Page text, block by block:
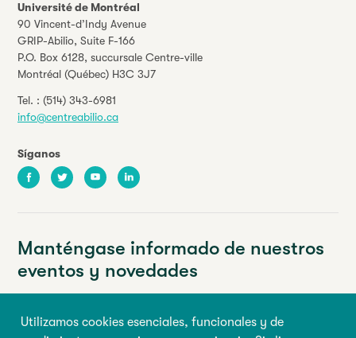
Utilizamos cookies esenciales, funcionales y de
Université de Montréal
90 Vincent-d’Indy Avenue
GRIP-Abilio, Suite F-166
P.O. Box 6128, succursale Centre-ville
Montréal (Québec) H3C 3J7
Tel. : (514) 343-6981
info@centreabilio.ca
Síganos
FacebookTwitter YoutubeLinkedIn
Manténgase informado de nuestros
eventos y novedades